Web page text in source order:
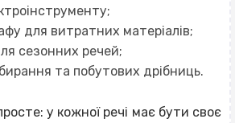
для витратних матеріалів;
сезонних речей;
та побутових дрібниць.
у кожної речі має бути своє